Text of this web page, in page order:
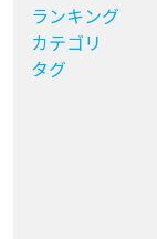
ランキング
カテゴリ
タグ